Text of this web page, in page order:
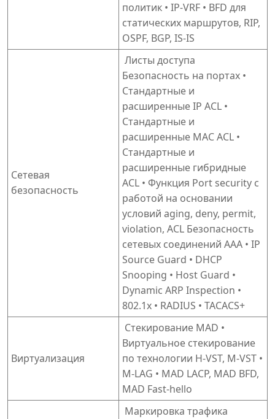
политик • IP-VRF • BFD для
статических маршрутов, RIP,
OSPF, BGP, IS-IS
Сетевая
безопасность
Листы доступа
Безопасность на портах •
Стандартные и
расширенные IP ACL •
Стандартные и
расширенные MAC ACL •
Стандартные и
расширенные гибридные
ACL • Функция Port security с
работой на основании
условий aging, deny, permit,
violation, ACL Безопасность
сетевых соединений ААА • IP
Source Guard • DHCP
Snooping • Host Guard •
Dynamic ARP Inspection •
802.1x • RADIUS • TACACS+
Виртуализация
Стекирование MAD •
Виртуальное стекирование
по технологии H-VST, M-VST •
M-LAG • MAD LACP, MAD BFD,
MAD Fast-hello
Маркировка трафика